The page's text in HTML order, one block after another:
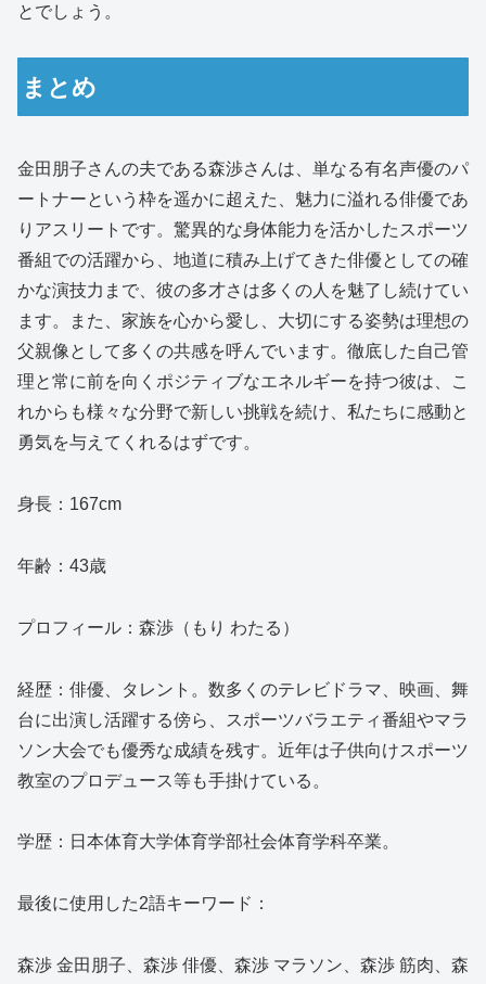
とでしょう。
まとめ
金田朋子さんの夫である森渉さんは、単なる有名声優のパ
ートナーという枠を遥かに超えた、魅力に溢れる俳優であ
りアスリートです。驚異的な身体能力を活かしたスポーツ
番組での活躍から、地道に積み上げてきた俳優としての確
かな演技力まで、彼の多才さは多くの人を魅了し続けてい
ます。また、家族を心から愛し、大切にする姿勢は理想の
父親像として多くの共感を呼んでいます。徹底した自己管
理と常に前を向くポジティブなエネルギーを持つ彼は、こ
れからも様々な分野で新しい挑戦を続け、私たちに感動と
勇気を与えてくれるはずです。
身長：167cm
年齢：43歳
プロフィール：森渉（もり わたる）
経歴：俳優、タレント。数多くのテレビドラマ、映画、舞
台に出演し活躍する傍ら、スポーツバラエティ番組やマラ
ソン大会でも優秀な成績を残す。近年は子供向けスポーツ
教室のプロデュース等も手掛けている。
学歴：日本体育大学体育学部社会体育学科卒業。
最後に使用した2語キーワード：
森渉 金田朋子、森渉 俳優、森渉 マラソン、森渉 筋肉、森